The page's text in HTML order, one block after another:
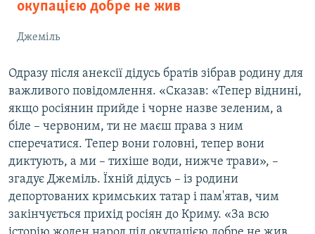
окупацією добре не жив
Джеміль
Одразу після анексії дідусь братів зібрав родину для
важливого повідомлення. «Сказав: «Тепер віднині,
якщо росіянин прийде і чорне назве зеленим, а
біле – червоним, ти не маєш права з ним
сперечатися. Тепер вони головні, тепер вони
диктують, а ми – тихіше води, нижче трави», –
згадує Джеміль. Їхній дідусь – із родини
депортованих кримських татар і пам'ятав, чим
закінчується прихід росіян до Криму. «За всю